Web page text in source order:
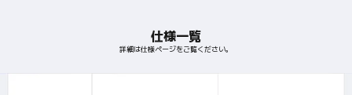
仕様一覧
詳細は仕様ページをご覧ください。